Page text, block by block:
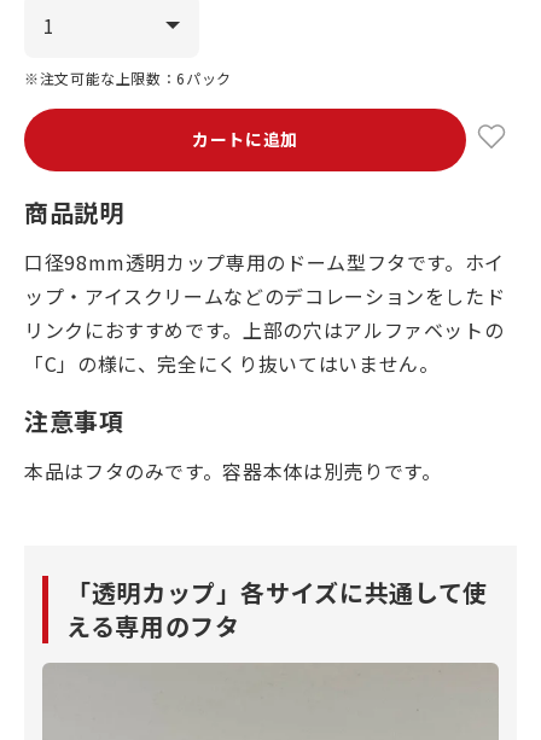
※注文可能な上限数：6パック
カートに追加
商品説明
口径98mm透明カップ専用のドーム型フタです。ホイ
ップ・アイスクリームなどのデコレーションをしたド
リンクにおすすめです。上部の穴はアルファベットの
「C」の様に、完全にくり抜いてはいません。
注意事項
本品はフタのみです。容器本体は別売りです。
「透明カップ」各サイズに共通して使
える専用のフタ